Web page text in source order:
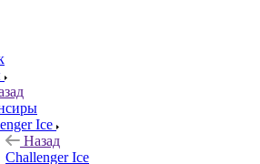
Ice
Назад
Challenger Ice